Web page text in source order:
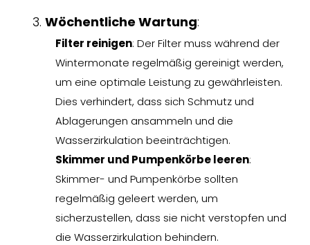
Wöchentliche Wartung:
Filter reinigen: Der Filter muss während der
Wintermonate regelmäßig gereinigt werden,
um eine optimale Leistung zu gewährleisten.
Dies verhindert, dass sich Schmutz und
Ablagerungen ansammeln und die
Wasserzirkulation beeinträchtigen.
Skimmer und Pumpenkörbe leeren:
Skimmer- und Pumpenkörbe sollten
regelmäßig geleert werden, um
sicherzustellen, dass sie nicht verstopfen und
die Wasserzirkulation behindern.